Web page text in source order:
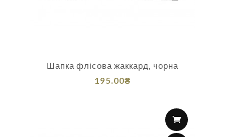
Шапка флісова жаккард, чорна
195.00₴